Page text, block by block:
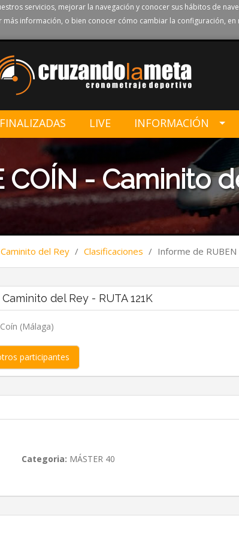
servicios, mejorar la navegación y conocer sus hábitos de
información, o bien conocer cómo cambiar la configuración, en
LIVE INFORMACIÓN
COÍN - Caminito
del Rey / Clasificaciones / Informe de RUBEN
del Rey - RUTA 121K
(Málaga)
participantes
Categoria: MÁSTER 40